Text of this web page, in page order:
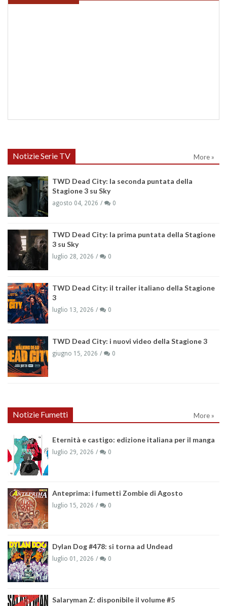
Notizie Serie TV More »
TWD Dead City: la seconda puntata della
Stagione 3 su Sky
agosto 04, 2026 0
TWD Dead City: la prima puntata della Stagione
3 su Sky
luglio 28, 2026 0
TWD Dead City: il trailer italiano della Stagione
3
luglio 13, 2026 0
TWD Dead City: i nuovi video della Stagione 3
giugno 15, 2026 0
Notizie Fumetti More »
Eternità e castigo: edizione italiana per il manga
luglio 29, 2026 0
Anteprima: i fumetti Zombie di Agosto
luglio 15, 2026 0
Dylan Dog #478: si torna ad Undead
luglio 01, 2026 0
Salaryman Z: disponibile il volume #5